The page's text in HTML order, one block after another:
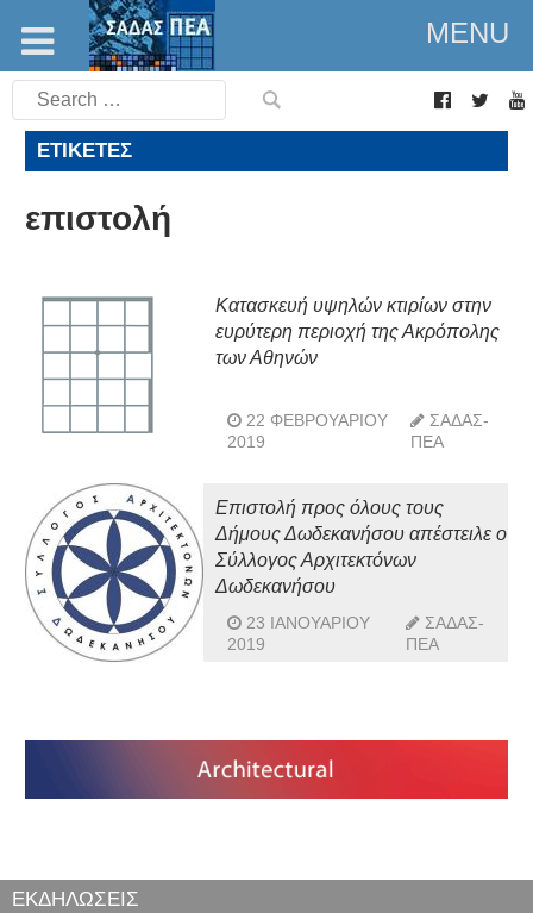
MENU
Search
for:
ΕΤΙΚΈΤΕΣ
επιστολή
Κατασκευή υψηλών κτιρίων στην
ευρύτερη περιοχή της Ακρόπολης
των Αθηνών
22 ΦΕΒΡΟΥΑΡΊΟΥ
2019
ΣΑΔΑΣ-
ΠΕΑ
Επιστολή προς όλους τους
Δήμους Δωδεκανήσου απέστειλε ο
Σύλλογος Αρχιτεκτόνων
Δωδεκανήσου
23 ΙΑΝΟΥΑΡΊΟΥ
2019
ΣΑΔΑΣ-
ΠΕΑ
ΕΚΔΗΛΩΣΕΙΣ